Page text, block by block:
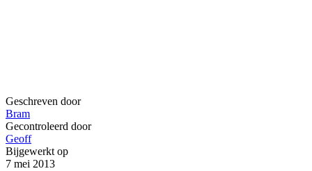
Geschreven door
Bram
Gecontroleerd door
Geoff
Bijgewerkt op
7 mei 2013